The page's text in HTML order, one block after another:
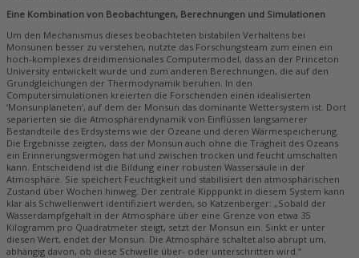
Eine Kombination von Beobachtungen, Berechnungen und Simulationen
Um den Mechanismus dieses beobachteten bistabilen Verhaltens bei
Monsunen besser zu verstehen, nutzte das Forschungsteam zum einen ein
hoch-komplexes dreidimensionales Computermodel, dass an der Princeton
University entwickelt wurde und zum anderen Berechnungen, die auf den
Grundgleichungen der Thermodynamik beruhen. In den
Computersimulationen kreierten die Forschenden einen idealisierten
‘Monsunplaneten‘, auf dem der Monsun das dominante Wettersystem ist. Dort
separierten sie die Atmosphärendynamik von Einflüssen langsamerer
Bestandteile des Erdsystems wie der Ozeane und deren Wärmespeicherung.
Die Ergebnisse zeigten, dass der Monsun auch ohne die Trägheit des Ozeans
ein Erinnerungsvermögen hat und zwischen trocken und feucht umschalten
kann. Entscheidend ist die Bildung einer robusten Wassersäule in der
Atmosphäre. Sie speichert Feuchtigkeit und stabilisiert den atmosphärischen
Zustand über Wochen hinweg. Der zentrale Kipppunkt in diesem System kann
klar als Schwellenwert identifiziert werden, so Katzenberger: „Sobald der
Wasserdampfgehalt in der Atmosphäre über eine Grenze von etwa 35
Kilogramm pro Quadratmeter steigt, setzt der Monsun ein. Sinkt er unter
diesen Wert, endet der Monsun. Die Atmosphäre schaltet also abrupt um,
abhängig davon, ob diese Schwelle über- oder unterschritten wird.“